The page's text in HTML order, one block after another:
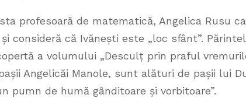
profesoară de matematică, Angelica Rusu
consideră că Ivănești este „loc sfânt”.
a volumului „Desculț prin praful
Angelicăi Manole, sunt alături de pașii lui
pumn de humă gânditoare și vorbitoare”.